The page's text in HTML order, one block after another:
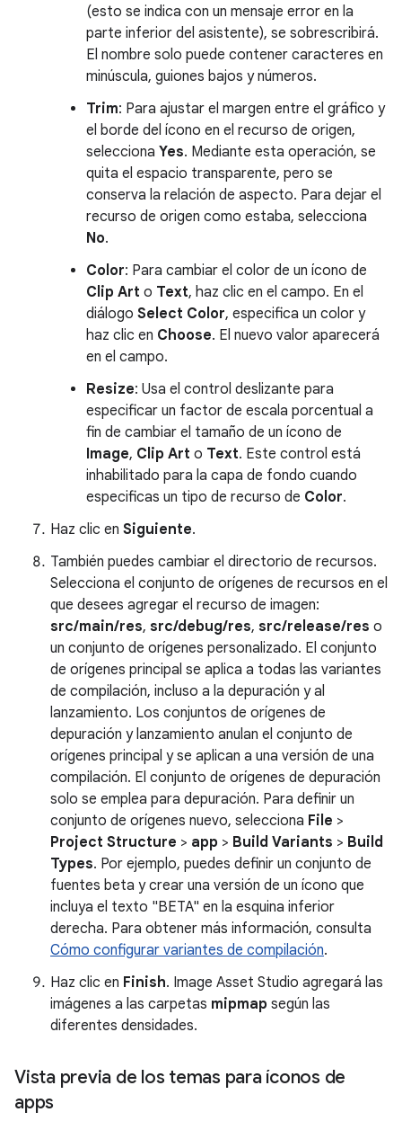
(esto se indica con un mensaje error en la
parte inferior del asistente), se sobrescribirá.
El nombre solo puede contener caracteres en
minúscula, guiones bajos y números.
Trim: Para ajustar el margen entre el gráfico y
el borde del ícono en el recurso de origen,
selecciona Yes. Mediante esta operación, se
quita el espacio transparente, pero se
conserva la relación de aspecto. Para dejar el
recurso de origen como estaba, selecciona
No.
Color: Para cambiar el color de un ícono de
Clip Art o Text, haz clic en el campo. En el
diálogo Select Color, especifica un color y
haz clic en Choose. El nuevo valor aparecerá
en el campo.
Resize: Usa el control deslizante para
especificar un factor de escala porcentual a
fin de cambiar el tamaño de un ícono de
Image, Clip Art o Text. Este control está
inhabilitado para la capa de fondo cuando
especificas un tipo de recurso de Color.
Haz clic en Siguiente.
También puedes cambiar el directorio de recursos.
Selecciona el conjunto de orígenes de recursos en el
que desees agregar el recurso de imagen:
src/main/res, src/debug/res, src/release/res o
un conjunto de orígenes personalizado. El conjunto
de orígenes principal se aplica a todas las variantes
de compilación, incluso a la depuración y al
lanzamiento. Los conjuntos de orígenes de
depuración y lanzamiento anulan el conjunto de
orígenes principal y se aplican a una versión de una
compilación. El conjunto de orígenes de depuración
solo se emplea para depuración. Para definir un
conjunto de orígenes nuevo, selecciona File >
Project Structure > app > Build Variants > Build
Types. Por ejemplo, puedes definir un conjunto de
fuentes beta y crear una versión de un ícono que
incluya el texto "BETA" en la esquina inferior
derecha. Para obtener más información, consulta
Cómo configurar variantes de compilación.
Haz clic en Finish. Image Asset Studio agregará las
imágenes a las carpetas mipmap según las
diferentes densidades.
Vista previa de los temas para íconos de
apps